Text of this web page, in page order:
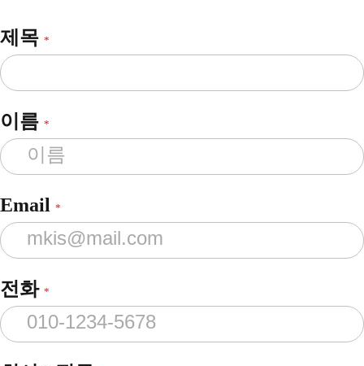
제목 *
이름 *
Email *
전화 *